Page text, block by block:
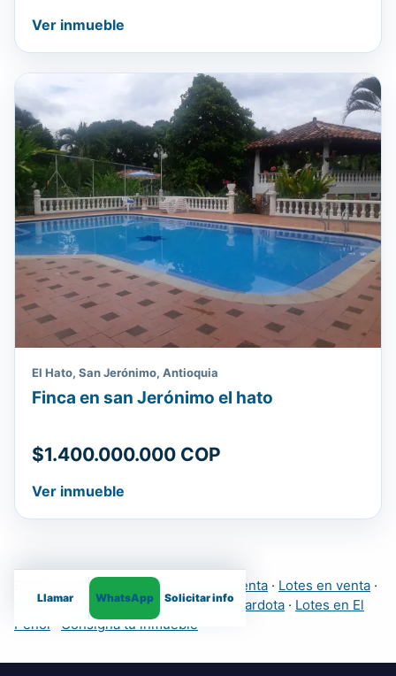
Ver inmueble
El Hato, San Jerónimo, Antioquia
Finca en san Jerónimo el hato
$1.400.000.000 COP
Ver inmueble
Llamar WhatsApp Solicitar info
Explora más inmuebles: Fincas en venta · Lotes en venta ·
Casas·Apartamentos· Fincas en Girardota · Lotes en El
Peñol
Consigna tu inmueble